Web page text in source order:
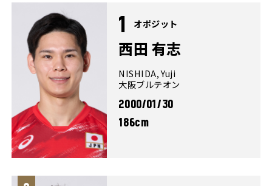
1 オポジット
西田 有志
NISHIDA, Yuji
大阪ブルテオン
2000/01/30
186cm